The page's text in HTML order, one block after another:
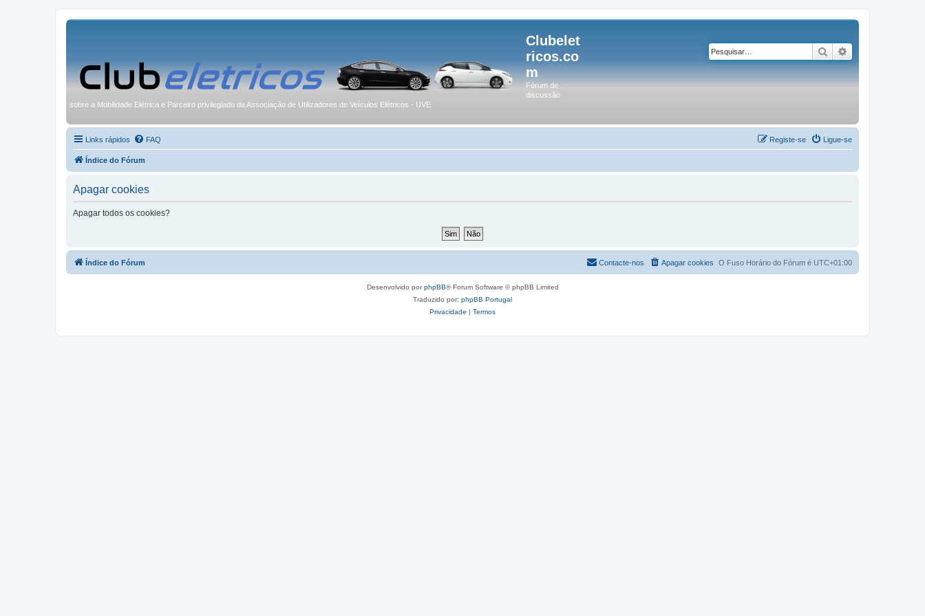
Clubelet
ricos.co
m
Fórum de
discussão
sobre a Mobilidade Elétrica e Parceiro privilegiado da Associação de Utilizadores de Veículos Elétricos - UVE
Pesquisar
Links rápidos FAQ Ligue-se
Registe-se
Índice do Fórum
Apagar cookies
Apagar todos os cookies?
Índice do Fórum O Fuso Horário do Fórum é UTC+01:00
Apagar cookies
Contacte-nos
Desenvolvido porphpBB® Forum Software © phpBB Limited
Traduzido por: phpBB Portugal
Privacidade | Termos